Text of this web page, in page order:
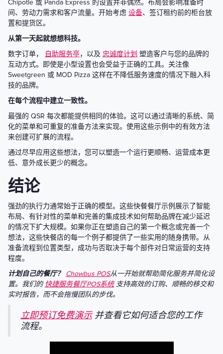
Chipotle 或 Panda Express 的设置并非偶然。布局会影响准备时
间、劳动力需求和客户流量。开始考虑 设备、签订租约前的柜台放
置和提货区。
从第一天起就想想科技。
数字订单，
自助服务亭，以及 忠诚度计划 塑造客户与您的品牌的
互动方式。即使是小型设置也会受益于正确的工具。关注像
Sweetgreen 或 MOD Pizza 这样在不降低服务速度的情况下融入科
技的品牌。
在每个流程中建立一致性。
最强的 QSR 每次都能提供相同的体验。这可以通过清晰的系统、简
化的菜单和可重复的准备方法来实现。使用这些示例中的有效方法
来创建可扩展的流程。
通过尽早应用这些想法，您可以塑造一个运行更顺畅、运营成本更
低、意外成长更少的概念。
结论
强劲的执行力通常始于正确的模型。这些快餐餐厅示例展示了智能
布局、有针对性的菜单和完善的集成技术如何帮助品牌在减少延迟
的情况下扩大规模。如果你正在塑造自己的第一个概念或完善一个
想法，这些快餐店的每一个例子都提供了一些实用的随身携带。从
准备流程到位置类型，成功与否取决于每个部件对日常运营的支持
程度。
计划自己的餐厅？ Chowbus POS从一开始就帮助简化服务并简化设
置。我们的 快捷服务餐厅POS系统支持高效的订购、顺畅的移交和
实时报告，而不会拖慢团队的步伐。
立即预订免费演示并查看它如何适合您的工作
流程。